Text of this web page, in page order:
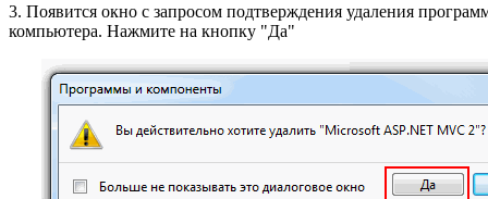
3. Появится окно с запросом подтверждения удаления
компьютера. Нажмите на кнопку "Да"